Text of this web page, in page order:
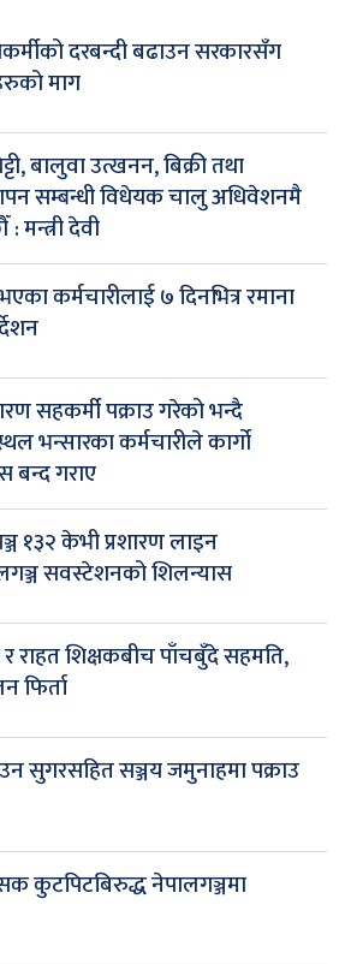
दरबन्दी बढाउन सरकारसँग
माग
बालुवा उत्खनन, बिक्री तथा
सम्बन्धी विधेयक चालु अधिवेशनमै
मन्त्री देवी
कर्मचारीलाई ७ दिनभित्र रमाना
सहकर्मी पक्राउ गरेको भन्दै
भन्सारका कर्मचारीले कार्गो
बन्द गराए
१३२ केभी प्रशारण लाइन
सवस्टेशनको शिलन्यास
राहत शिक्षकबीच पाँचबुँदे सहमति,
फिर्ता
सुगरसहित सञ्जय जमुनाहमा पक्राउ
कुटपिटबिरुद्ध नेपालगञ्जमा